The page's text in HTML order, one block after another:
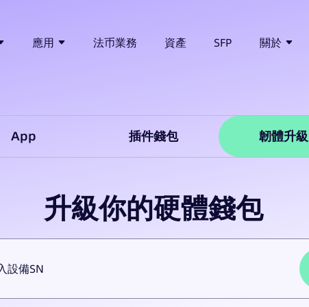
應用 法币業務 資產 SFP 關於
App 插件錢包 韌體升級
升級你的硬體錢包